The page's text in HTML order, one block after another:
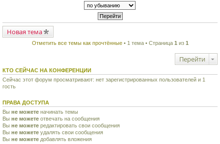
н
н
о
м
б
щ
е
ю
о
ч
и
т
а
м
у
с
щ
е
и
ю
в
о
м
у
р
о
ч
н
н
о
м
у
с
о
Новая тема
Отметить все темы как прочтённые• 1 тема • Страница 1 из 1
Перейти
КТО СЕЙЧАС НА КОНФЕРЕНЦИИ
Сейчас этот форум просматривают: нет зарегистрированных пользователей и 1
гость
ПРАВА ДОСТУПА
Вы не можете начинать темы
Вы не можете отвечать на сообщения
Вы не можете редактировать свои сообщения
Вы не можете удалять свои сообщения
Вы не можете добавлять вложения